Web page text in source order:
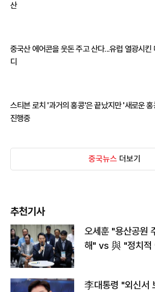
산
중국산 에어콘을 웃돈 주고 산다...유럽 열광시킨
디
스티븐 로치 '과거의 홍콩'은 끝났지만 '새로운
진행중
중국뉴스 더보기
추천기사
오세훈 "용산공원
해" vs 與 "정치적
李대통령 "외신서